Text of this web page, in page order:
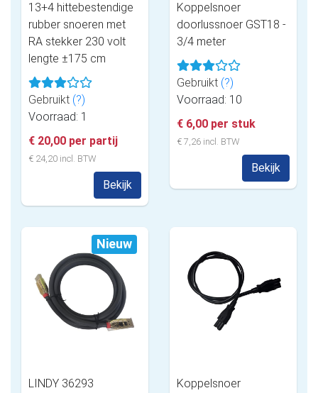
13+4 hittebestendige
rubber snoeren met
RA stekker 230 volt
lengte ±175 cm
Gebruikt (?)
Voorraad: 1
€ 20,00 per partij
€ 24,20 incl. BTW
Bekijk
Koppelsnoer
doorlussnoer GST18 -
3/4 meter
Gebruikt (?)
Voorraad: 10
€ 6,00 per stuk
€ 7,26 incl. BTW
Bekijk
Nieuw
LINDY 36293 Koppelsnoer